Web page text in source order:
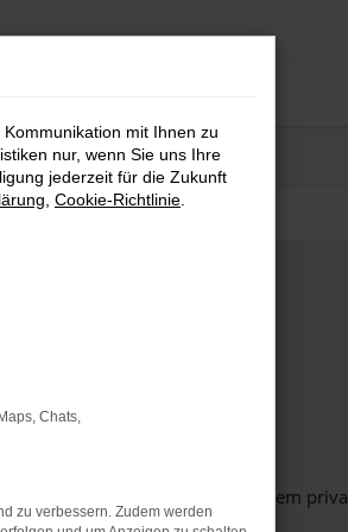
anderen Browser oder in einem
mit Ihnen zu
nur, wenn Sie uns Ihre
jederzeit für die Zukunft
Cookie-Richtlinie
Chats,
zu verbessern. Zudem werden